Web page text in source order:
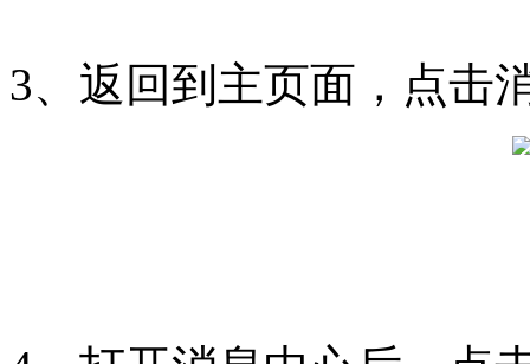
3、返回到主页面，点击